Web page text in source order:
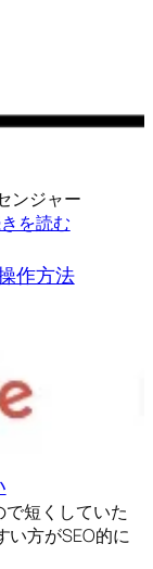
ンジャー
を読む
作方法
短くしていた
い方がSEO的に